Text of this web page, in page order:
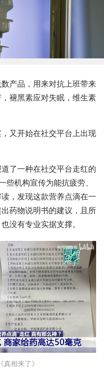
产品，用来对抗上班带来
褪黑素应对失眠，维生素
又开始在社交平台上出现
了一种在社交平台走红的
些机构宣传为能抗疲劳、
，发现这款营养点滴在一
药物说明书的建议，且所
没有专业实据支撑。
真相来了》